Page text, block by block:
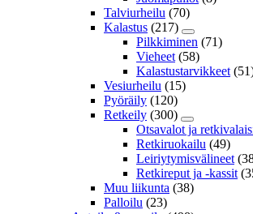
Talviurheilu (70)
Kalastus (217)
Pilkkiminen (71)
Vieheet (58)
Kalastustarvikkeet
Vesiurheilu (15)
Pyöräily (120)
Retkeily (300)
Otsavalot ja
Retkiruokailu (49)
Leiriytymisvälineet
Retkireput ja -kassit
Muu liikunta (38)
Palloilu (23)